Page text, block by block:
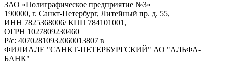
ЗАО «Полиграфическое предприятие №3»
190000, г. Санкт-Петербург, Литейный пр. д. 55,
ИНН 7825368006/ КПП 784101001,
ОГРН 1027809230460
Р/с: 40702810932060013807 в
ФИЛИАЛЕ "САНКТ-ПЕТЕРБУРГСКИЙ" АО "АЛЬФА-
БАНК"